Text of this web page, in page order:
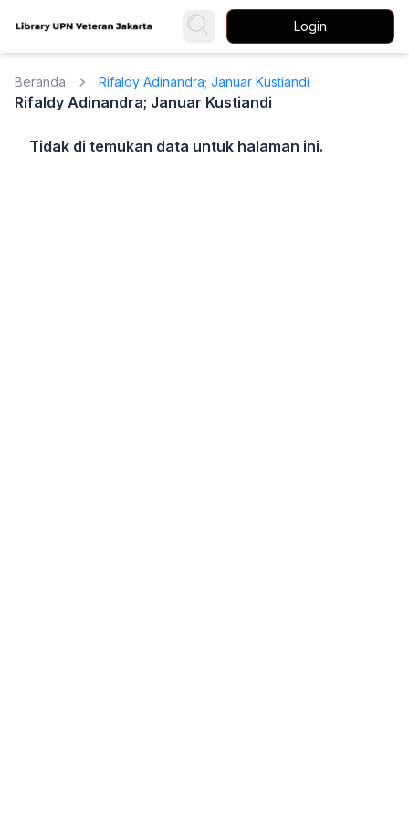
Login
Beranda Rifaldy Adinandra; Januar Kustiandi
Rifaldy Adinandra; Januar Kustiandi
Tidak di temukan data untuk halaman ini.